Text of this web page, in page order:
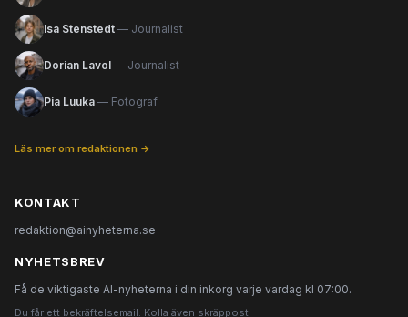
Isa Stenstedt — Journalist
Dorian Lavol — Journalist
Pia Luuka — Fotograf
Läs mer om redaktionen →
KONTAKT
redaktion@ainyheterna.se
NYHETSBREV
Få de viktigaste AI-nyheterna i din inkorg varje vardag kl 07:00.
Du får ett bekräftelsemail. Kolla även skräppost.